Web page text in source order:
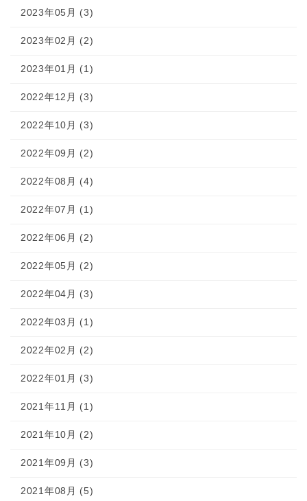
2023年05月 (3)
2023年02月 (2)
2023年01月 (1)
2022年12月 (3)
2022年10月 (3)
2022年09月 (2)
2022年08月 (4)
2022年07月 (1)
2022年06月 (2)
2022年05月 (2)
2022年04月 (3)
2022年03月 (1)
2022年02月 (2)
2022年01月 (3)
2021年11月 (1)
2021年10月 (2)
2021年09月 (3)
2021年08月 (5)